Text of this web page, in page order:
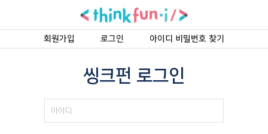
회원가입 로그인 아이디 비밀번호 찾기
씽크펀 로그인